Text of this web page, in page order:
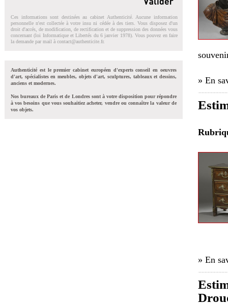
Ces informations sont destinées au cabinet Authenticité. Aucune information
personnelle n'est collectée à votre insu ni cédée à des tiers. Vous disposez d'un
droit d'accés, de modification, de rectification et de suppression des données vous
concernant (loi Informatique et Libertés du 6 janvier 1978). Vous pouvez en faire
la demande par mail à contact@authenticite.fr.
Authenticité est le premier cabinet européen d'experts conseil en oeuvres
d'art, spécialistes en meubles, objets d'art, sculptures, tableaux et dessins,
anciens et modernes.
Nos bureaux de Paris et de Londres sont à votre disposition pour répondre
à vos besoins que vous souhaitiez acheter, vendre ou connaître la valeur de
vos objets.
» En
» En